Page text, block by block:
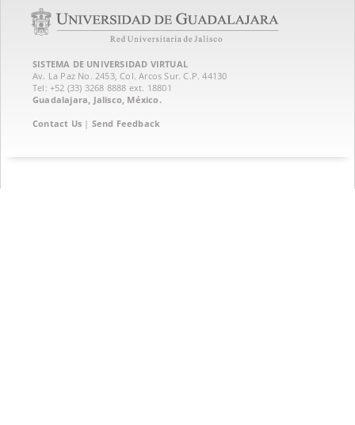
SISTEMA DE UNIVERSIDAD VIRTUAL
Av. La Paz No. 2453, Col. Arcos Sur. C.P. 44130
Tel: +52 (33) 3268 8888‏ ext. 18801
Guadalajara, Jalisco, México.
Contact Us | Send Feedback